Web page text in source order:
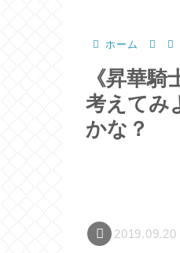
ホーム
《昇華
考えてみ
かな？
2019.09.20